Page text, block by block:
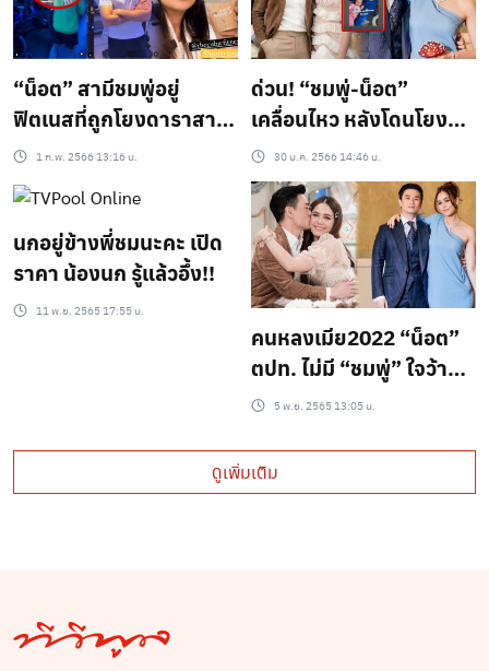
“น็อต” สามีชมพู่อยู่
ฟิตเนสที่ถูกโยงดาราสาว
กาละแมร์ โพสต์ข้อความ
แบบนี้
1 ก.พ. 2566 13:16 น.
ด่วน! “ชมพู่-น็อต”
เคลื่อนไหว หลังโดนโยง
เม้าธ์สามีนางเอกมีบ้าน
เล็ก
30 ม.ค. 2566 14:46 น.
นกอยู่ข้างพี่ชมนะคะ เปิด
ราคา น้องนก รู้แล้วอึ้ง!!
11 พ.ย. 2565 17:55 น.
คนหลงเมีย2022 “น็อต”
ตปท. ไม่มี “ชมพู่” ใจว้าวุ่น
โพสต์แคปชั่นเด็ด บอกเลย
5 พ.ย. 2565 13:05 น.
ดูเพิ่มเติม